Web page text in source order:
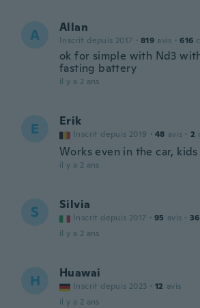
A Allan
Inscrit depuis 2017 · 819 avis · 616
ok for simple with Nd3
fasting battery
il y a 2 ans
E Erik
Inscrit depuis 2019 · 48 avis · 2
Works even in the car,
il y a 2 ans
S Silvia
Inscrit depuis 2017 · 95 avis · 36
il y a 2 ans
H Huawai
Inscrit depuis 2023 · 12 avis
il y a 2 ans